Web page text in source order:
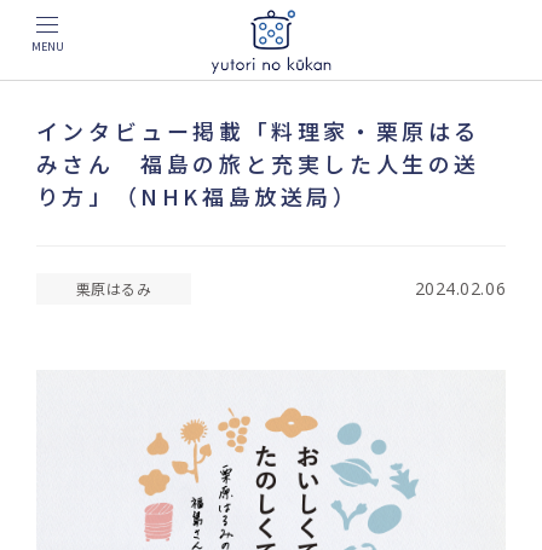
MENU
インタビュー掲載「料理家・栗原はる
みさん 福島の旅と充実した人生の送
り方」（NHK福島放送局）
栗原はるみ 2024.02.06